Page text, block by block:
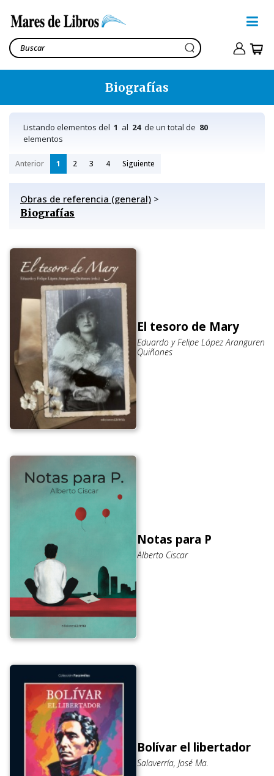
Biografías
Listando elementos del 1 al 24de un total de 80
elementos
Anterior 1 2 3 4 Siguiente
Obras de referencia (general) >
Biografías
El tesoro de Mary
Eduardo y Felipe López Aranguren
Quiñones
Notas para P
Alberto Ciscar
Bolívar el libertador
Salaverría, José Ma.